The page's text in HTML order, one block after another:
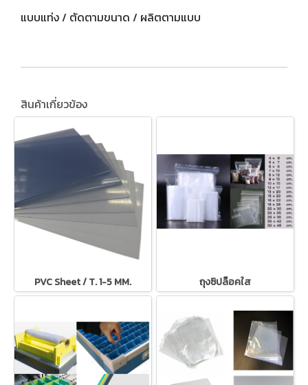
แบบแท่ง / ตัดตามขนาด / ผลิตตามแบบ
สินค้าเกี่ยวข้อง
PVC Sheet / T. 1-5 MM. ถุงซิปล็อคใส